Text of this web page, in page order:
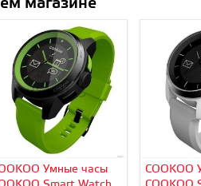
Умные часы
COOKOO